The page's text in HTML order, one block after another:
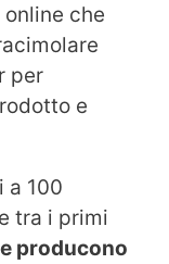
che
per
e
a 100
tra i primi
producono